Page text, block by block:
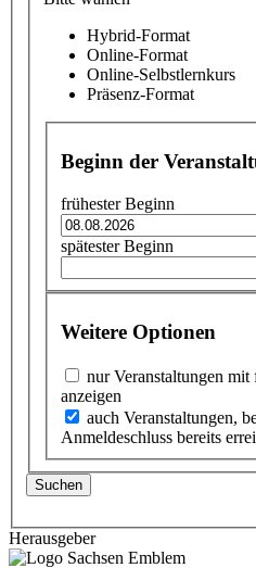
Hybrid-Format
Online-Format
Online-Selbstlernkurs
Präsenz-Format
Beginn der
frühester Beginn
spätester Beginn
Weitere Optionen
nur Veranstaltungen mit
anzeigen
auch Veranstaltungen,
Anmeldeschluss bereits
Suchen
Herausgeber